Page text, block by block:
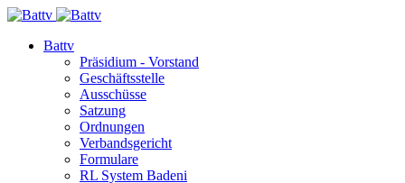
Battv
Präsidium - Vorstand
Geschäftsstelle
Ausschüsse
Satzung
Ordnungen
Verbandsgericht
Formulare
RL System Badeni